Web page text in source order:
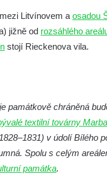
na Senovážném náměstí v
náměstí v Českých
ve Velešíně, zvaný U Kantůrků
čp. 1127/1 a 1127/25 v
Litvínovem a osadou
jižně od rozsáhlého
stojí Rieckenova vila.
památkově chráněná
textilní továrny
v údolí Bílého
Spolu s celým
památka.